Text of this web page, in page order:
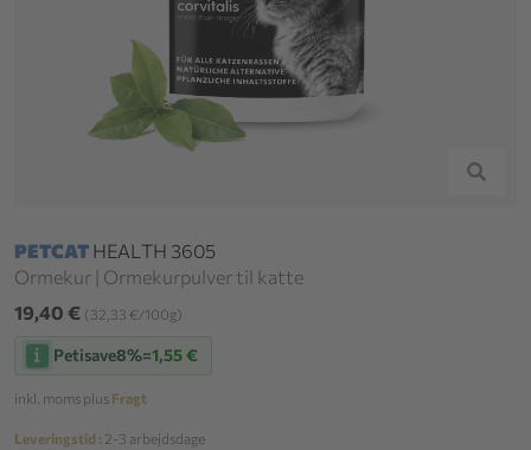
PETCAT HEALTH 3605
Ormekur | Ormekurpulver til katte
19,40 € (32,33 €/100g)
Petisave8%=1,55 €
inkl. moms plus Fragt
Leveringstid : 2-3 arbejdsdage